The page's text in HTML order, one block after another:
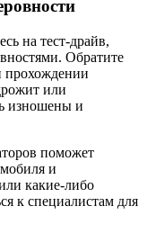
на тест-драйв,
Обратите
прохождении
или
изношены и
поможет
и
какие-либо
к специалистам для